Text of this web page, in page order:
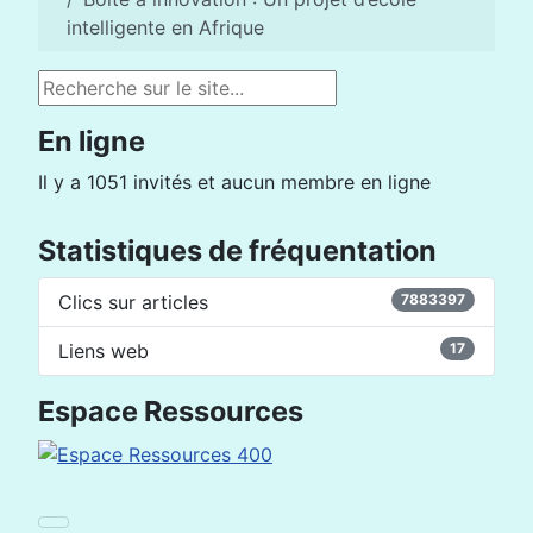
Espace Ressources
intelligente en Afrique
Rechercher
En ligne
Il y a 1051 invités et aucun membre en ligne
Statistiques de fréquentation
Clics sur articles 7883397
Liens web 17